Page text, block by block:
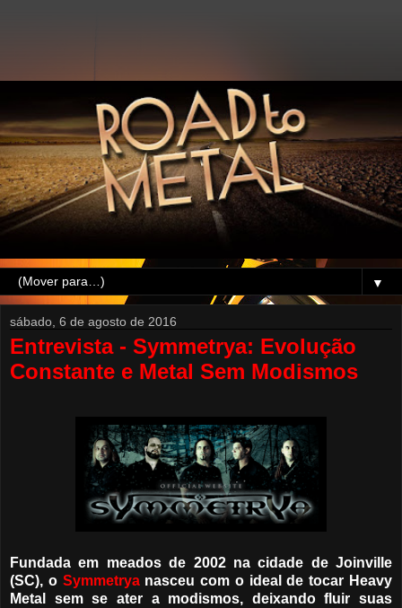
▼
sábado, 6 de agosto de 2016
Entrevista - Symmetrya: Evolução
Constante e Metal Sem Modismos
Fundada em meados de 2002 na cidade de Joinville
(SC), o Symmetryanasceu com o ideal de tocar Heavy
Metal sem se ater a modismos, deixando fluir suas